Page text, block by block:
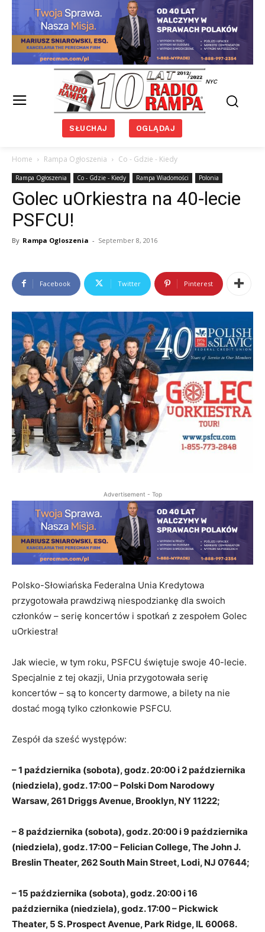
NYC
SŁUCHAJ OGLĄDAJ
Home Rampa Ogłoszenia Co - Gdzie - Kiedy
Rampa Ogłoszenia Co - Gdzie - Kiedy Rampa Wiadomości Polonia
Golec uOrkiestra na 40-lecie
PSFCU!
By Rampa Ogloszenia - September 8, 2016
Facebook Twitter Pinterest
Advertisement - Top
Polsko-Słowiańska Federalna Unia Kredytowa
przygotowała prawdziwą niespodziankę dla swoich
członków – serię koncertów i spotkań z zespołem Golec
uOrkiestra!
Jak wiecie, w tym roku, PSFCU świętuje swoje 40-lecie.
Specjalnie z tej okazji, Unia przygotowała serię
koncertów – są to koncerty darmowe, a bilety na nie
dostać mogą tylko członkowie PSFCU.
Zespół da sześć występów:
– 1 października (sobota), godz. 20:00 i 2 października
(niedziela), godz. 17:00 – Polski Dom Narodowy
Warsaw, 261 Driggs Avenue, Brooklyn, NY 11222;
– 8 października (sobota), godz. 20:00 i 9 października
(niedziela), godz. 17:00 – Felician College, The John J.
Breslin Theater, 262 South Main Street, Lodi, NJ 07644;
– 15 października (sobota), godz. 20:00 i 16
października (niedziela), godz. 17:00 – Pickwick
Theater, 5 S. Prospect Avenue, Park Ridge, IL 60068.